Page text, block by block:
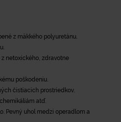
z mäkkého polyuretánu.
netoxického, zdravotne
poškodeniu.
čistiacich prostriedkov.
atď.
Pevný uhol medzi operadlom a